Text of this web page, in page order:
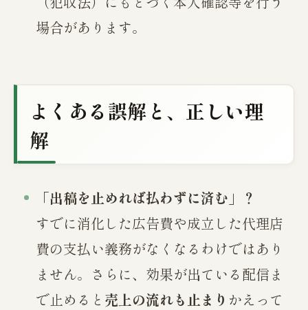
場合があります。
よくある誤解と、正しい理
解
「出稿を止めれば払わずに済む」？
すでに消化した広告費や成立した代理店
費の支払い義務がなくなるわけではあり
ません。さらに、効果が出ている配信ま
で止めると 売上の流れも止まり かえって